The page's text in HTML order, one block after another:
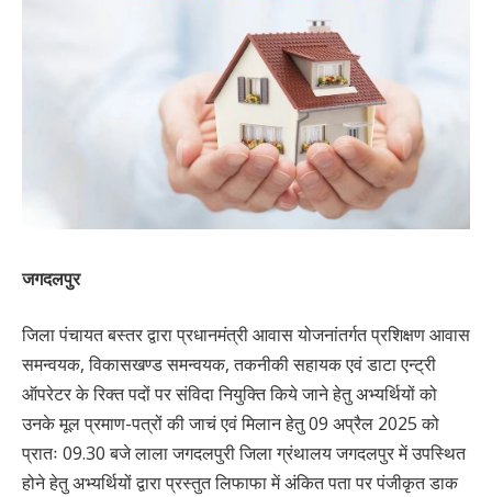
जगदलपुर
जिला पंचायत बस्तर द्वारा प्रधानमंत्री आवास योजनांतर्गत प्रशिक्षण आवास
समन्वयक, विकासखण्ड समन्वयक, तकनीकी सहायक एवं डाटा एन्ट्री
ऑपरेटर के रिक्त पदों पर संविदा नियुक्ति किये जाने हेतु अभ्यर्थियों को
उनके मूल प्रमाण-पत्रों की जाचं एवं मिलान हेतु 09 अप्रैल 2025 को
प्रातः 09.30 बजे लाला जगदलपुरी जिला ग्रंथालय जगदलपुर में उपस्थित
होने हेतु अभ्यर्थियों द्वारा प्रस्तुत लिफाफा में अंकित पता पर पंजीकृत डाक